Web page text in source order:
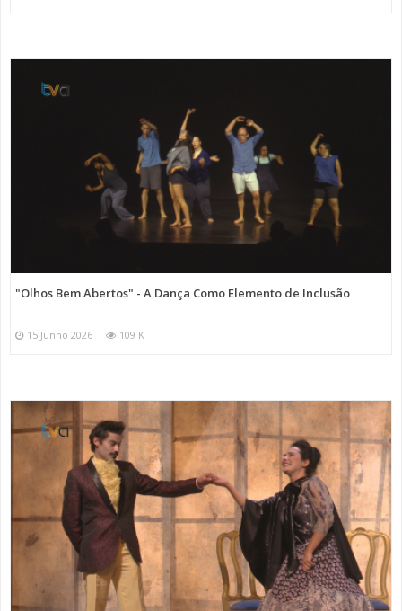
Categorias Noticias Cultura
"Olhos Bem Abertos" - A Dança Como Elemento de Inclusão
15 Junho 2026 109 K